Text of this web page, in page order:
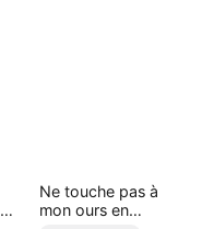
Ne touche pas à
mon ours en